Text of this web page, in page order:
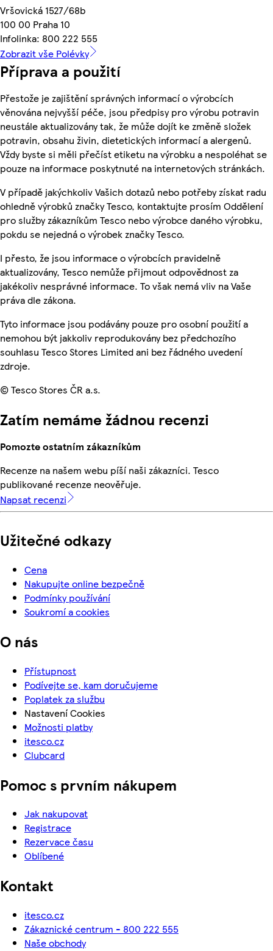
Vršovická 1527/68b
100 00 Praha 10
Infolinka: 800 222 555
Zobrazit vše Polévky
Příprava a použití
Přestože je zajištění správných informací o výrobcích
věnována nejvyšší péče, jsou předpisy pro výrobu potravin
neustále aktualizovány tak, že může dojít ke změně složek
potravin, obsahu živin, dietetických informací a alergenů.
Vždy byste si měli přečíst etiketu na výrobku a nespoléhat se
pouze na informace poskytnuté na internetových stránkách.
V případě jakýchkoliv Vašich dotazů nebo potřeby získat radu
ohledně výrobků značky Tesco, kontaktujte prosím Oddělení
pro služby zákazníkům Tesco nebo výrobce daného výrobku,
pokdu se nejedná o výrobek značky Tesco.
I přesto, že jsou informace o výrobcích pravidelně
aktualizovány, Tesco nemůže přijmout odpovědnost za
jakékoliv nesprávné informace. To však nemá vliv na Vaše
práva dle zákona.
Tyto informace jsou podávány pouze pro osobní použití a
nemohou být jakkoliv reprodukovány bez předchozího
souhlasu Tesco Stores Limited ani bez řádného uvedení
zdroje.
© Tesco Stores ČR a.s.
Zatím nemáme žádnou recenzi
Pomozte ostatním zákazníkům
Recenze na našem webu píší naši zákazníci. Tesco
publikované recenze neověřuje.
Napsat recenzi
Užitečné odkazy
Cena
Nakupujte online bezpečně
Podmínky používání
Soukromí a cookies
O nás
Přístupnost
Podívejte se, kam doručujeme
Poplatek za službu
Nastavení Cookies
Možnosti platby
itesco.cz
Clubcard
Pomoc s prvním nákupem
Jak nakupovat
Registrace
Rezervace času
Oblíbené
Kontakt
itesco.cz
Zákaznické centrum - 800 222 555
Naše obchody